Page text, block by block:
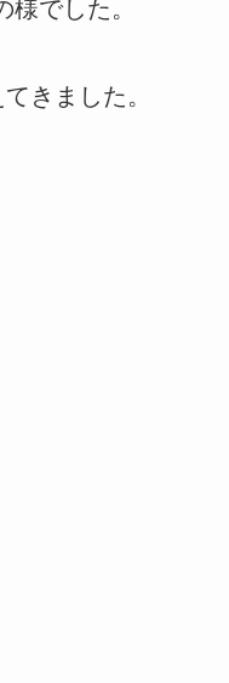
でした。
きました。